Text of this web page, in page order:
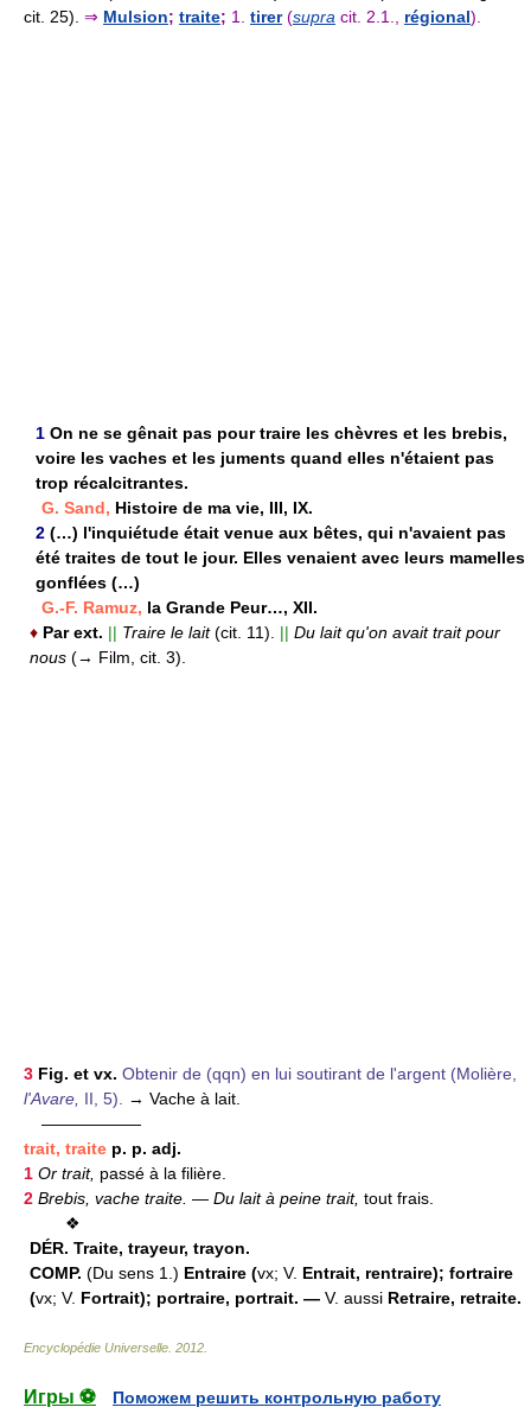
cit. 25). ⇒ Mulsion; traite; 1. tirer (supra cit. 2.1., régional).
1 On ne se gênait pas pour traire les chèvres et les brebis,
voire les vaches et les juments quand elles n'étaient pas
trop récalcitrantes.
G. Sand, Histoire de ma vie, III, IX.
2 (…) l'inquiétude était venue aux bêtes, qui n'avaient pas
été traites de tout le jour. Elles venaient avec leurs mamelles
gonflées (…)
G.-F. Ramuz, la Grande Peur…, XII.
♦ Par ext. || Traire le lait(cit. 11). || Du lait qu'on avait trait pour
nous (→ Film, cit. 3).
3 Fig. et vx. Obtenir de (qqn) en lui soutirant de l'argent (Molière,
l'Avare, II, 5).
→ Vache à lait.
——————
trait, traite p. p. adj.
1 Or trait, passé à la filière.
2 Brebis, vache traite. — Du lait à peine trait, tout frais.
❖
DÉR. Traite, trayeur, trayon.
COMP. (Du sens 1.) Entraire (vx; V. Entrait, rentraire); fortraire
(vx; V. Fortrait); portraire, portrait. — V. aussi Retraire, retraite.
Encyclopédie Universelle 2012
Игры ⚽
Поможем решить контрольную работу